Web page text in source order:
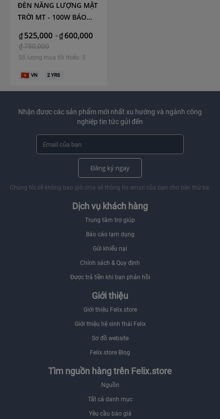
ĐÈN NĂNG LƯỢNG MẶT
TRỜI MT - 100W BÁO
₫ 525,000 -₫ 600,000
₫750,000
Số lượng mua tối thiểu: 5
VN 2YRS
Nhận được các sản phẩm mới nhất xu hướng và ngành công
nghiệp tin tức gửi đến
Đăng ký ngay
Chúng tôi sẽ không bao giờ chia sẻ thông tin email của bạn cho bên thứ ba.
Dịch vụ khách hàng
Trung tâm trợ giúp
Báo cáo lạm dụng
Gửi khiếu nại
Chính sách & Quy định
Được trả tiền khi bạn phản hồi
Giới thiệu
Giới thiệu Felix.store
Giới thiệu hệ sinh thái Felix
Sơ đồ website
Felix.store Blog
Tìm nguồn hàng trên Felix.store
Nguồn
Tất cả danh mục
Yêu cầu báo giá